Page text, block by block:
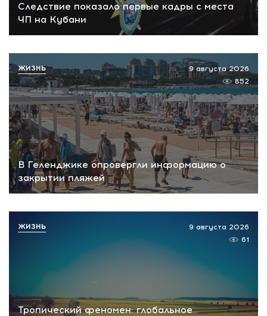
Следствие показало первые кадры с места
ЧП на Кубани
В Геленджике опровергли информацию о
закрытии пляжей
9 августа 2026
852
ЖИЗНЬ
Тропический феномен: глобальное
9 августа 2026
61
ЖИЗНЬ